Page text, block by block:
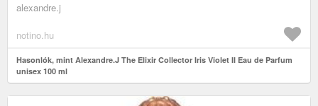
alexandre.j
notino.hu
Hasonlók, mint Alexandre.J The Elixir Collector Iris Violet II Eau de Parfum
unisex 100 ml